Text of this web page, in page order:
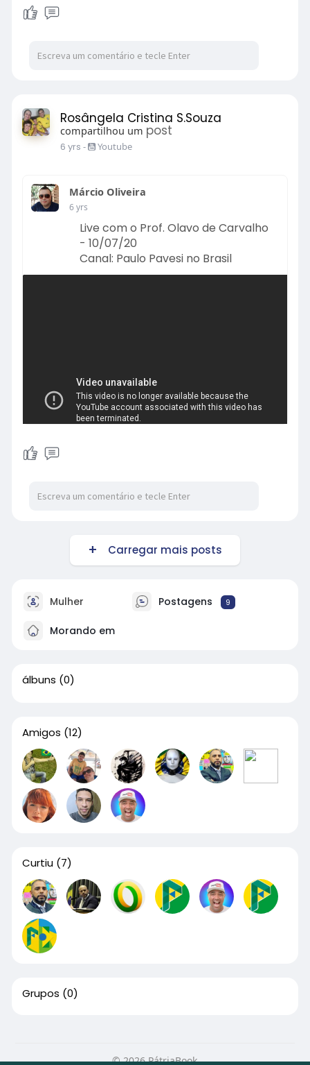
Rosângela Cristina S.Souza
compartilhou um post
6 yrs - Youtube
Márcio Oliveira
6 yrs
Live com o Prof. Olavo de Carvalho
- 10/07/20
Canal: Paulo Pavesi no Brasil
Carregar mais posts
Mulher Postagens 9
Morando em
álbuns (0)
Amigos (12)
Curtiu (7)
Grupos (0)
© 2026 PátriaBook